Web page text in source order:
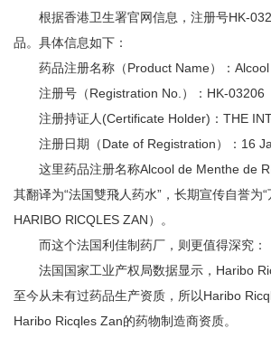
根据香港卫生署官网信息，注册号HK-
品。具体信息如下：
药品注册名称（Product Name）：Alcool
注册号（Registration No.）：HK-03206
注册持证人(Certificate Holder)：THE
注册日期（Date of Registration）：16
这里药品注册名称Alcool de Menthe de
其翻译为“法国雙飛人药水”，长期宣传自誉
HARIBO RlCQLES ZAN）。
而这个法国利佳制药厂，则更值得深究：
法国国家工业产权局数据显示，Haribo
至今从未有过药品生产资质，所以Haribo
Haribo Ricqles Zan的药物制造商资质。